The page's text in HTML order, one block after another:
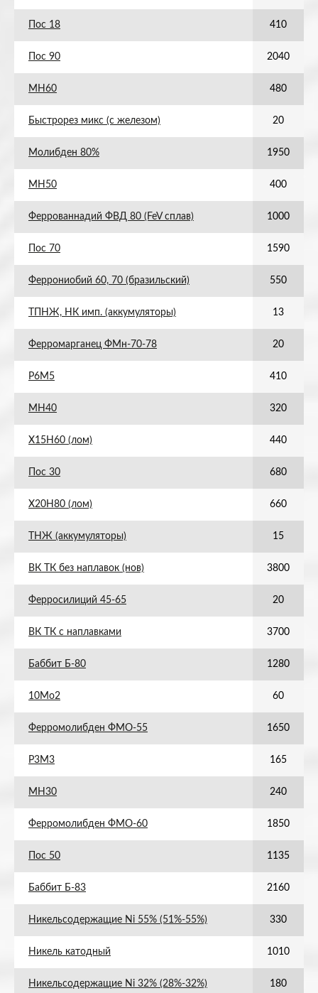
Пос 18 410
Пос 90 2040
МН60 480
Быстрорез микс (с железом) 20
Молибден 80% 1950
МН50 400
Феррованнадий ФВД 80 (FeV сплав) 1000
Пос 70 1590
Феррониобий 60, 70 (бразильский) 550
ТПНЖ, НК имп. (аккумуляторы) 13
Ферромарганец ФМн-70-78 20
Р6М5 410
МН40 320
Х15Н60 (лом) 440
Пос 30 680
Х20Н80 (лом) 660
ТНЖ (аккумуляторы) 15
ВК ТК без наплавок (нов) 3800
Ферросилиций 45-65 20
ВК ТК с наплавками 3700
Баббит Б-80 1280
10Мо2 60
Ферромолибден ФМО-55 1650
Р3М3 165
МН30 240
Ферромолибден ФМО-60 1850
Пос 50 1135
Баббит Б-83 2160
Никельсодержащие Ni 55% (51%-55%) 330
Никель катодный 1010
Никельсодержащие Ni 32% (28%-32%) 180